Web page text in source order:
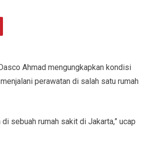
Ahmad mengungkapkan kondisi
perawatan di salah satu rumah
sebuah rumah sakit di Jakarta,” ucap